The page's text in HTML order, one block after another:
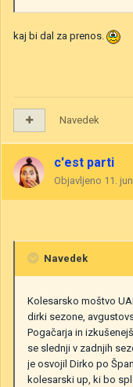
kaj bi dal za prenos.
Navedek
c'est parti
Objavljeno 11.
Navedek
Kolesarsko moštvo
dirki sezone,
Pogačarja in
se slednji v zadnjih
je osvojil Dirko po
kolesarski up, ki bo